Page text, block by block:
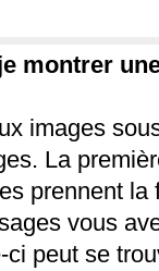
montrer
images
La
prennent
vous
peut se